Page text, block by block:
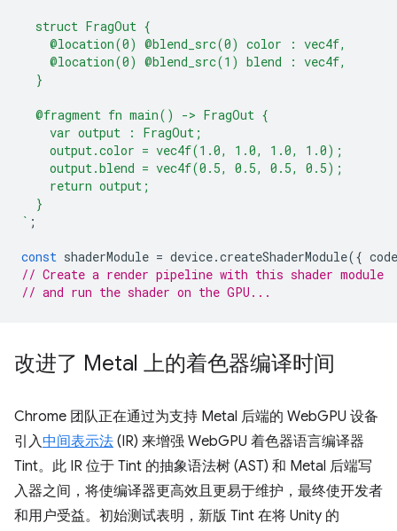
  struct FragOut {
    @location(0) @blend_src(0) color : vec4f,
    @location(0) @blend_src(1) blend : vec4f,
  }
  @fragment fn main() -> FragOut {
    var output : FragOut;
    output.color = vec4f(1.0, 1.0, 1.0, 1.0);
    output.blend = vec4f(0.5, 0.5, 0.5, 0.5);
    return output;
  }
` ;
const shaderModule = device.createShaderModule({ code
// Create a render pipeline with this shader module
// and run the shader on the GPU...
改进了 Metal 上的着色器编译时间
Chrome 团队正在通过为支持 Metal 后端的 WebGPU 设备
引入中间表示法 (IR) 来增强 WebGPU 着色器语言编译器
Tint。此 IR 位于 Tint 的抽象语法树 (AST) 和 Metal 后端写
入器之间，将使编译器更高效且更易于维护，最终使开发者
和用户受益。初始测试表明，新版 Tint 在将 Unity 的